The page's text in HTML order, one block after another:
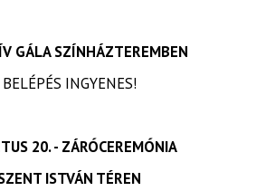
GÁLA SZÍNHÁZTEREMBEN
INGYENES!
20. - ZÁRÓCEREMÓNIA
ISTVÁN TÉREN